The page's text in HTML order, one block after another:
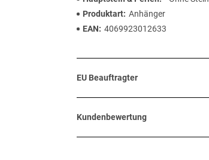
Produktart Anhänger
EAN
4069923012633
EU Beauftragter
Kundenbewertung